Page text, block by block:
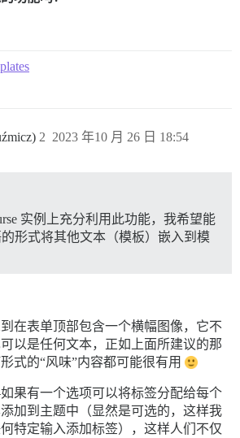
2023 年10 月 26 日 18:54
2
实例上充分利用此功能，我希望能
形式将其他文本（模板）嵌入到模
在表单顶部包含一个横幅图像，它不
以是任何文本，正如上面所建议的那
式的“风味”内容都可能很有用
果有一个选项可以将标签分配给每个
加到主题中（显然是可选的，这样我
特定输入添加标签），这样人们不仅